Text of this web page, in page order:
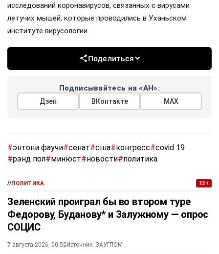
исследований коронавирусов, связанных с вирусами
летучих мышей, которые проводились в Уханьском
институте вирусологии.
Поделиться
Подписывайтесь на «АН»:
Дзен ВКонтакте МАХ
#энтони фаучи#сенат#сша#конгресс#covid 19
#рэнд пол#минюст#новости#политика
//ПОЛИТИКА 13+
Зеленский проиграл бы во втором туре
Федорову, Буданову* и Залужному — опрос
СОЦИС
7 августа 2026, 00:52Источник: ЗАУГЛОМ